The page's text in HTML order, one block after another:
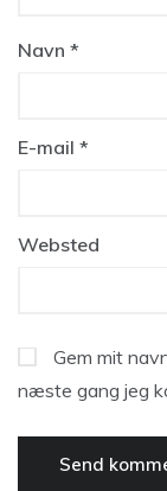
Navn *
E-mail *
Websted
Gem mit
næste gang jeg